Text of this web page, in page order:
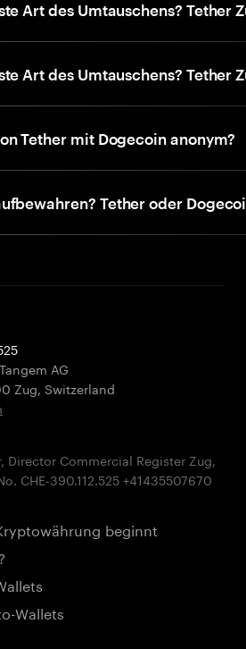
Art des Umtauschens? Tether
Art des Umtauschens? Tether
Tether mit Dogecoin anonym?
Tether oder
AG
Zug, Switzerland
Director Commercial Register Zug,
beginnt
Wallets